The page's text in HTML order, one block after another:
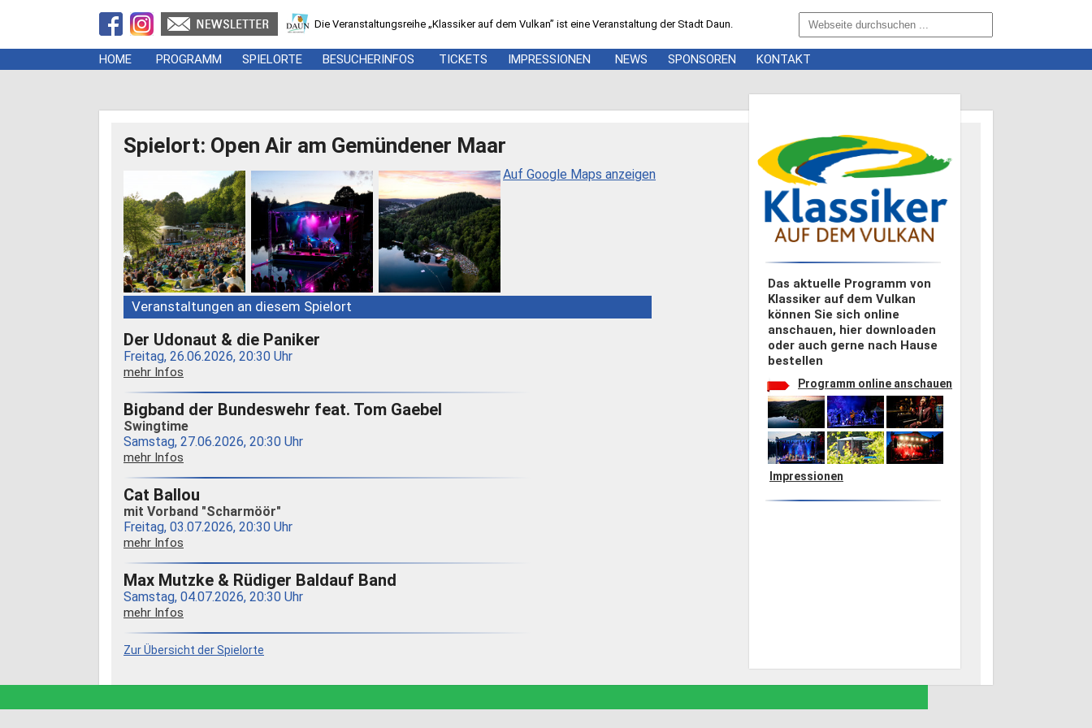
Seiteninhalt
Die Veranstaltungsreihe „Klassiker auf dem Vulkan” ist eine Veranstaltung der Stadt Daun.
HOME PROGRAMM SPIELORTE BESUCHERINFOS TICKETS IMPRESSIONEN NEWS SPONSOREN KONTAKT
Spielort: Open Air am Gemündener Maar
Auf Google Maps anzeigen
Veranstaltungen an diesem Spielort
Der Udonaut & die Paniker
Freitag, 26.06.2026, 20:30 Uhr
mehr Infos
Bigband der Bundeswehr feat. Tom Gaebel
Swingtime
Samstag, 27.06.2026, 20:30 Uhr
mehr Infos
Cat Ballou
mit Vorband "Scharmöör"
Freitag, 03.07.2026, 20:30 Uhr
mehr Infos
Max Mutzke & Rüdiger Baldauf Band
Samstag, 04.07.2026, 20:30 Uhr
mehr Infos
Zur Übersicht der Spielorte
Das aktuelle Programm von
Klassiker auf dem Vulkan
können Sie sich online
anschauen, hier downloaden
oder auch gerne nach Hause
bestellen
Programm online anschauen
Impressionen